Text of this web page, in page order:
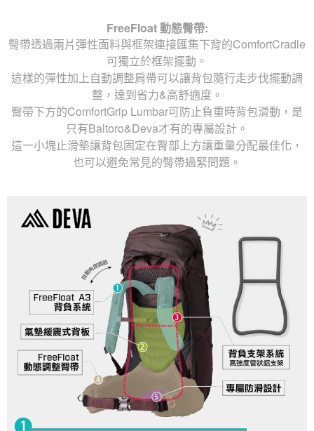
FreeFloat 動態臀帶:
臀帶透過兩片彈性面料與框架連接匯集下背的ComfortCradle
可獨立於框架擺動。
這樣的彈性加上自動調整肩帶可以讓背包隨行走步伐擺動調
整，達到省力&高舒適度。
臀帶下方的ComfortGrip Lumbar可防止負重時背包滑動，是
只有Baltoro&Deva才有的專屬設計。
這一小塊止滑墊讓背包固定在臀部上方讓重量分配最佳化，
也可以避免常見的臀帶過緊問題。